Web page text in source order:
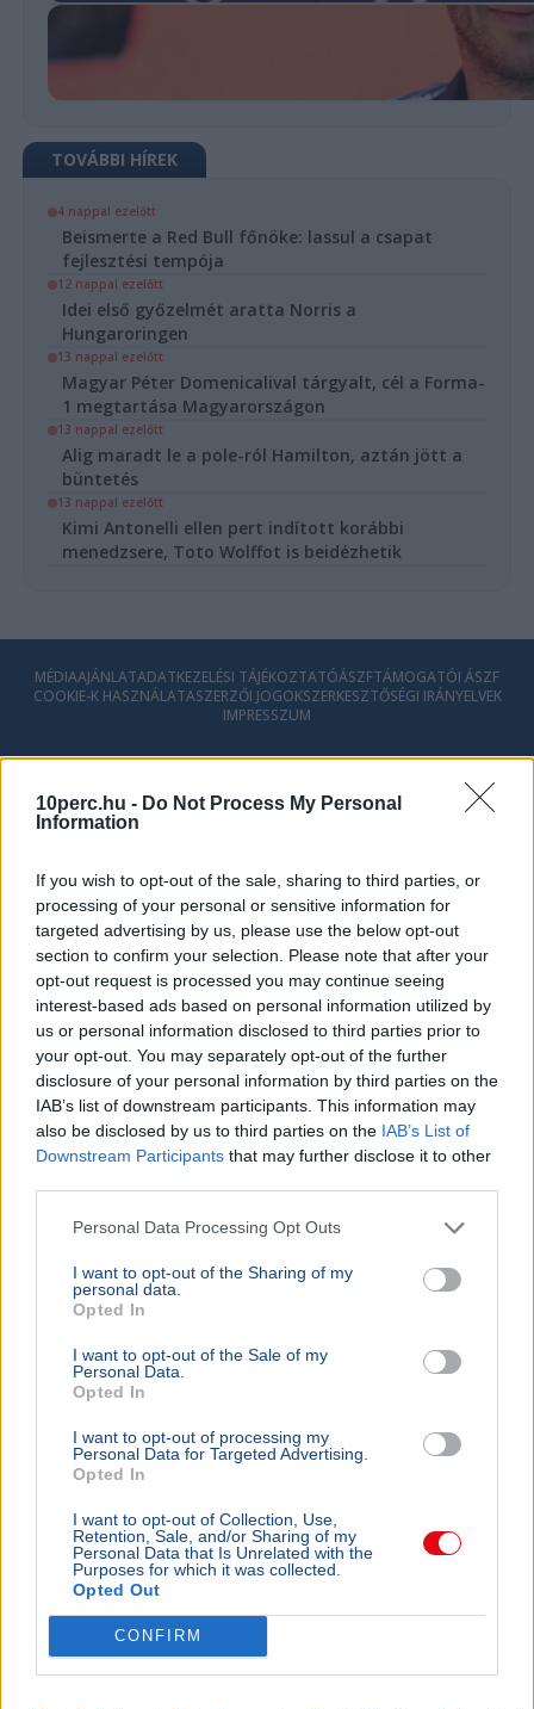
10perc.hu - Do Not Process My Personal
Information
If you wish to opt-out of the sale, sharing to third parties, or
processing of your personal or sensitive information for
targeted advertising by us, please use the below opt-out
section to confirm your selection. Please note that after your
opt-out request is processed you may continue seeing
interest-based ads based on personal information utilized by
us or personal information disclosed to third parties prior to
your opt-out. You may separately opt-out of the further
disclosure of your personal information by third parties on the
IAB’s list of downstream participants. This information may
also be disclosed by us to third parties on the IAB’s List of
Downstream Participants that may further disclose it to other
Personal Data Processing Opt Outs
I want to opt-out of the Sharing of my
personal data.
Opted In
I want to opt-out of the Sale of my
Personal Data.
Opted In
I want to opt-out of processing my
Personal Data for Targeted Advertising.
Opted In
I want to opt-out of Collection, Use,
Retention, Sale, and/or Sharing of my
Personal Data that Is Unrelated with the
Purposes for which it was collected.
Opted Out
CONFIRM
TOVÁBBI HÍREK
4 nappal ezelőtt
Beismerte a Red Bull főnöke: lassul a csapat
fejlesztési tempója
12 nappal ezelőtt
Idei első győzelmét aratta Norris a
Hungaroringen
13 nappal ezelőtt
Magyar Péter Domenicalival tárgyalt, cél a Forma-
1 megtartása Magyarországon
13 nappal ezelőtt
Alig maradt le a pole-ról Hamilton, aztán jött a
büntetés
13 nappal ezelőtt
Kimi Antonelli ellen pert indított korábbi
menedzsere, Toto Wolffot is beidézhetik
MÉDIAAJÁNLATADATKEZELÉSI TÁJÉKOZTATÓÁSZFTÁMOGATÓI ÁSZF
COOKIE-K HASZNÁLATASZERZŐI JOGOKSZERKESZTŐSÉGI IRÁNYELVEK
IMPRESSZUM
© 2026 - 10perc.hu - Minden Jog fenntartva.